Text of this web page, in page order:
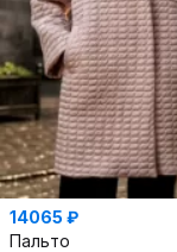
14065 ₽
Пальто